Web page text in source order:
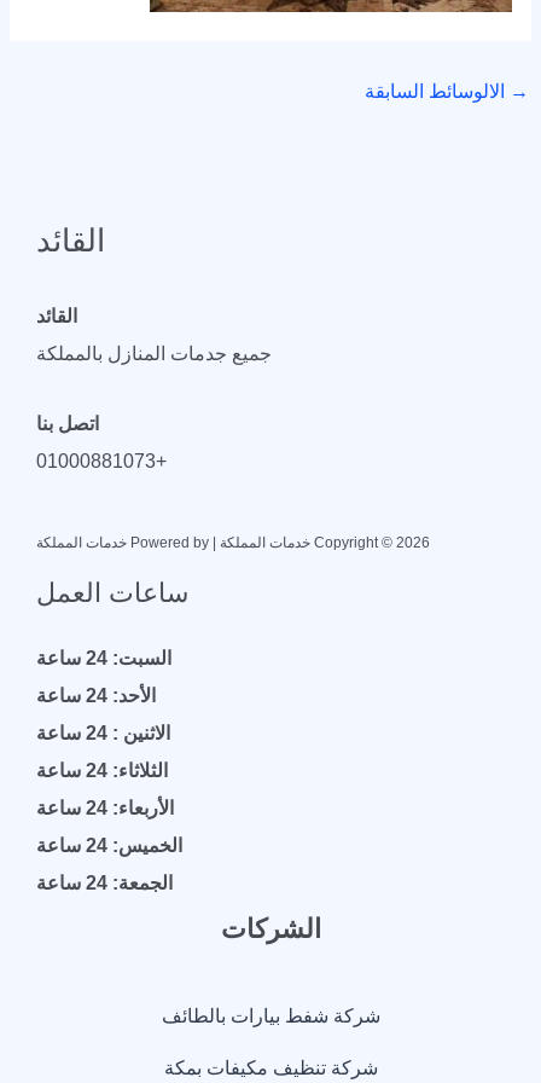
→ الالوسائط السابقة
القائد
القائد
جميع جدمات المنازل بالمملكة
اتصل بنا
+01000881073
Copyright © 2026 خدمات المملكة | Powered by خدمات المملكة
ساعات العمل
السبت: 24 ساعة
الأحد: 24 ساعة
الاثنين : 24 ساعة
الثلاثاء: 24 ساعة
الأربعاء: 24 ساعة
الخميس: 24 ساعة
الجمعة: 24 ساعة
الشركات
شركة شفط بيارات بالطائف
شركة تنظيف مكيفات بمكة